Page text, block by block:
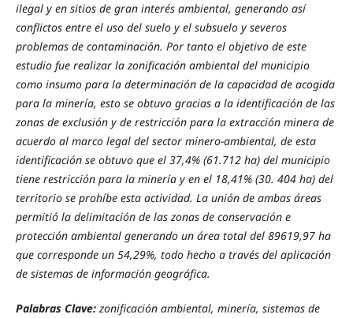
ilegal y en sitios de gran interés ambiental, generando así
conflictos entre el uso del suelo y el subsuelo y severos
problemas de contaminación. Por tanto el objetivo de este
estudio fue realizar la zonificación ambiental del municipio
como insumo para la determinación de la capacidad de acogida
para la minería, esto se obtuvo gracias a la identificación de las
zonas de exclusión y de restricción para la extracción minera de
acuerdo al marco legal del sector minero-ambiental, de esta
identificación se obtuvo que el 37,4% (61.712 ha) del municipio
tiene restricción para la minería y en el 18,41% (30. 404 ha) del
territorio se prohíbe esta actividad. La unión de ambas áreas
permitió la delimitación de las zonas de conservación e
protección ambiental generando un área total del 89619,97 ha
que corresponde un 54,29%, todo hecho a través del aplicación
de sistemas de información geográfica.
Palabras Clave:zonificación ambiental, minería, sistemas de